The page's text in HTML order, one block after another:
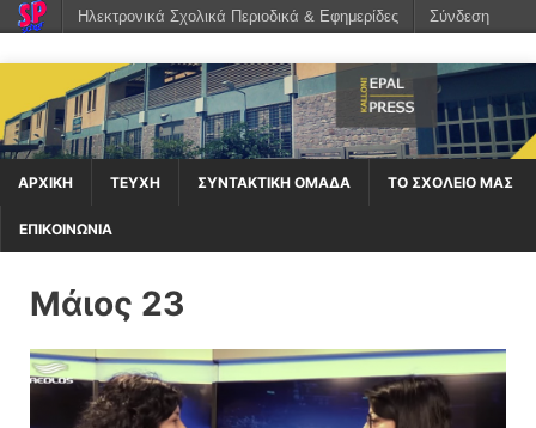
ΑΡΧΙΚΉ ΤΕΥΧΗ ΣΥΝΤΑΚΤΙΚΗ ΟΜΑΔΑ ΤΟ ΣΧΟΛΕΙΟ ΜΑΣ
ΕΠΙΚΟΙΝΩΝΙΑ
Μάιος 23
Ηλεκτρονικά Σχολικά Περιοδικά & Εφημερίδες Σύνδεση